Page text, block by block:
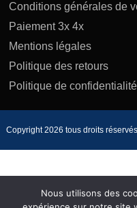
Conditions générales de
Paiement 3x 4x
Mentions légales
Politique des retours
Politique de confidentialité
Copyright 2026 tous droits
Nous utilisons des